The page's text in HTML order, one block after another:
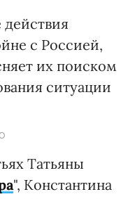
с Россией,
их поиском
ситуации
Татьяны
", Константина